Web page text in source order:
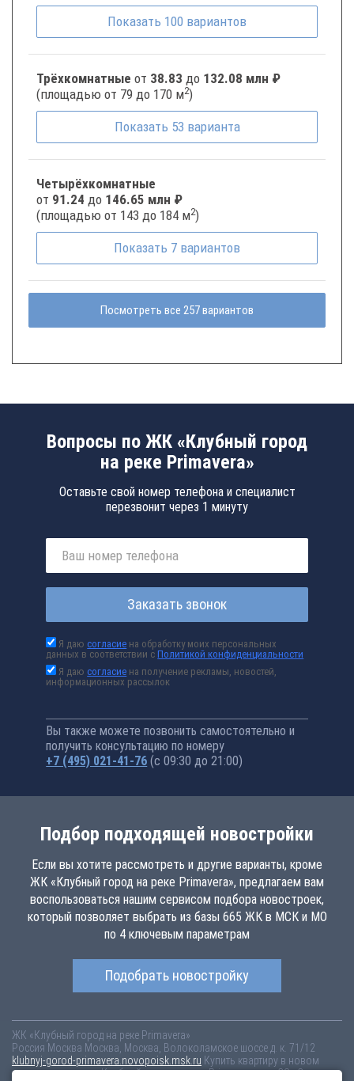
Показать 100 вариантов
Трёхкомнатные от 38.83 до 132.08 млн ₽
(площадью от 79 до 170 м2)
Показать 53 варианта
Четырёхкомнатные
от 91.24 до 146.65 млн ₽
(площадью от 143 до 184 м2)
Показать 7 вариантов
Посмотреть все 257 вариантов
Вопросы по ЖК «Клубный город
на реке Primavera»
Оставьте свой номер телефона и специалист
перезвонит через 1 минуту
Заказать звонок
Я даюсогласие на обработку моих персональных
данных в соответствии сПолитикой конфиденциальности
Я даюсогласие на получение рекламы, новостей,
информационных рассылок
Вы также можете позвонить самостоятельно и
получить консультацию по номеру
+7 (495) 021-41-76 (с 09:30 до 21:00)
Подбор подходящей новостройки
Если вы хотите рассмотреть и другие варианты, кроме
ЖК «Клубный город на реке Primavera», предлагаем вам
воспользоваться нашим сервисом подбора новостроек,
который позволяет выбрать из базы 665 ЖК в МСК и МО
по 4 ключевым параметрам
Подобрать новостройку
ЖК «Клубный город на реке Primavera»
Россия Москва Москва, Москва, Волоколамское шоссе д. к. 71/12
klubnyj-gorod-primavera.novopoisk.msk.ru Купить квартиру в новом
жилом комплексе «Клубный город на реке Primavera» от «СЗ «Стадион